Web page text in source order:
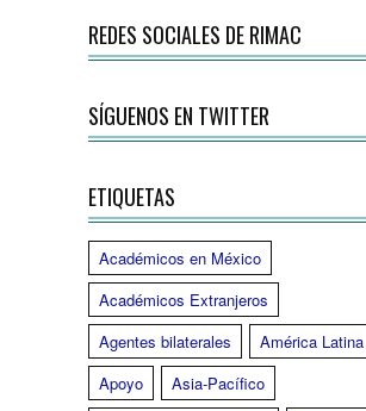
REDES SOCIALES DE RIMAC
SÍGUENOS EN TWITTER
ETIQUETAS
Académicos en México
Académicos Extranjeros
Agentes bilaterales
América Latina
Apoyo
Asia-Pacífico